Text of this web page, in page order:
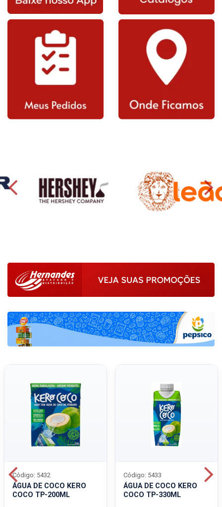
ÁGUA DE COCO KERO
COCO TP-200ML
Código: 5432
ÁGUA DE COCO KERO
COCO TP-330ML
Código: 5433